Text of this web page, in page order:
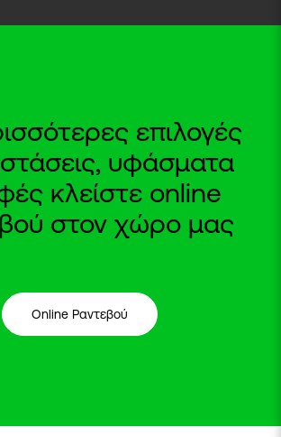
επιλογές
υφάσματα
κλείστε online
στον χώρο μας
Online Ραντεβού